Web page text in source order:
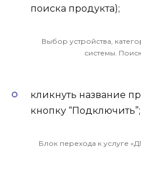
поиска продукта);
Выбор устройства,
системы.
кликнуть название
кнопку “Подключить”;
Блок перехода к услуге